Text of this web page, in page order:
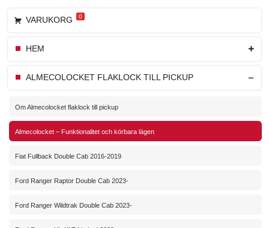
VARUKORG 0
HEM
ALMECOLOCKET FLAKLOCK TILL PICKUP
Om Almecolocket flaklock till pickup
Almecolocket – Funktionalitet och körbara lägen
Fiat Fullback Double Cab 2016-2019
Ford Ranger Raptor Double Cab 2023-
Ford Ranger Wildtrak Double Cab 2023-